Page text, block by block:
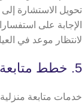
تحويل الاستشارة إلى
الإجابة على
لانتظار موعد في
5. خطط متابعة مخصصة
خدمات متابعة